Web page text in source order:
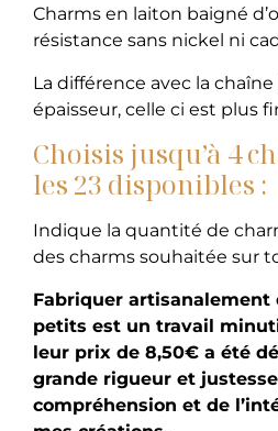
Charms en laiton baigné
résistance sans nickel ni
La différence avec la
épaisseur, celle ci est plus
Choisis jusqu’à 4
les 23 disponibles :
Indique la quantité de
des charms souhaitée sur
Fabriquer artisanalement
petits est un travail
leur prix de 8,50€ a été
grande rigueur et
compréhension et de